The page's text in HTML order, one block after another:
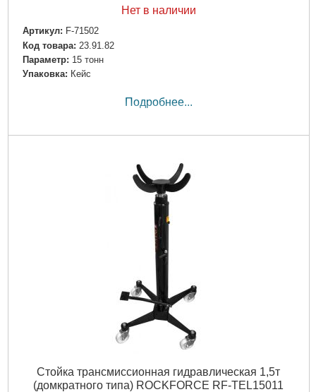
Нет в наличии
Артикул: F-71502
Код товара: 23.91.82
Параметр: 15 тонн
Упаковка: Кейс
Подробнее...
Стойка трансмиссионная гидравлическая 1,5т
(домкратного типа) ROCKFORCE RF-TEL15011